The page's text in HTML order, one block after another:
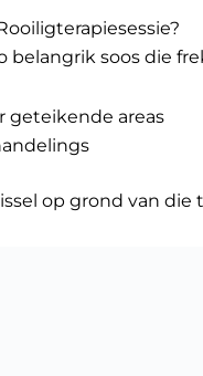
belangrik soos die
geteikende areas
op grond van